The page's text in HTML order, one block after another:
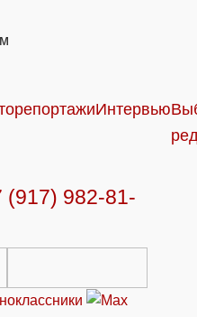
Интервью
(917) 982-81-